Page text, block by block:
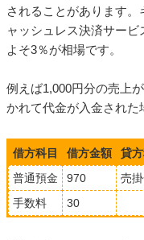
されることがあります
ャッシュレス決済サー
よそ3％が相場です。
例えば1,000円分の売上
かれて代金が入金された
借方科目 借方金額 貸
普通預金
970 売
手数料
30